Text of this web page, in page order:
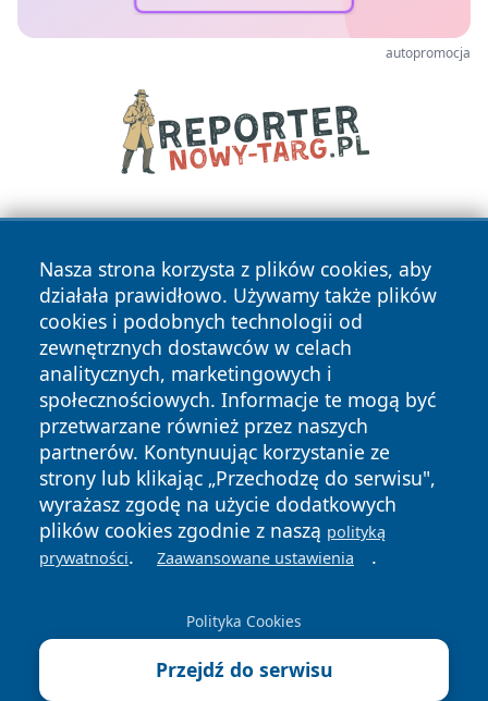
autopromocja
Nasza strona korzysta z plików cookies, aby
działała prawidłowo. Używamy także plików
cookies i podobnych technologii od
zewnętrznych dostawców w celach
analitycznych, marketingowych i
społecznościowych. Informacje te mogą być
przetwarzane również przez naszych
partnerów. Kontynuując korzystanie ze
strony lub klikając „Przechodzę do serwisu",
wyrażasz zgodę na użycie dodatkowych
plików cookies zgodnie z naszą polityką
prywatności. Zaawansowane ustawienia .
Polityka Cookies
Przejdź do serwisu
Copyright © 2026 jeleniagoraonline.pl Wszystkie prawa
zastrzeżone.
News Autorzy
Polityka
Prywatności
Polityka
Cookies